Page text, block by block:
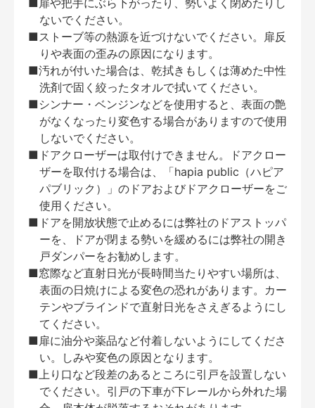
■扉や把手にぶら下がったり、勢いよく閉めたりし
ないでください。
■ストーブ等の熱源を近づけないでください。扉反
りや表面の歪みの原因になります。
■汚れが付いた場合は、乾拭きもしくは薄めた中性
洗剤で固く絞ったタオルで拭いてください。
■シンナー・ベンジンなどを使用すると、表面の艶
がなくなったり変色する場合がありますので使用
しないでください。
■ドアクローザーは取付けできません。ドアクロー
ザーを取付ける場合は、「hapia public（ハピア
パブリック）」のドアおよびドアクローザーをご
使用ください。
■ドアを開放状態で止めるには弊社のドアストッパ
ーを、ドアが閉まる勢いを緩めるには弊社の開き
戸ダンパーをお勧めします。
■窓際など直射日光が長時間当たりやすい場所は、
表面の日焼けによる変色の恐れがあります。カー
テンやブラインドで直射日光をさえぎるようにし
てください。
■扉に油分や薬品など付着しないようにしてくださ
い。しみや変色の原因となります。
■上り口など段差のあるところに引戸を設置しない
でください。引戸の下車が下レールから外れた場